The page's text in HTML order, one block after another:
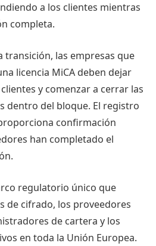
a los clientes mientras
completa.
transición, las empresas que
licencia MiCA deben dejar
y comenzar a cerrar las
dentro del bloque. El registro
confirmación
han completado el
regulatorio único que
de cifrado, los proveedores
de cartera y los
en toda la Unión Europea.